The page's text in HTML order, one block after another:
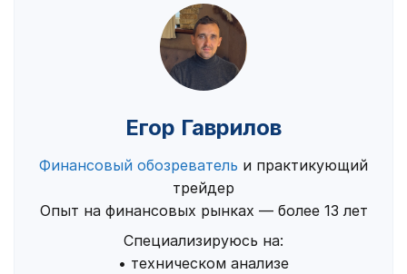
Егор Гаврилов
Финансовый обозреватель и практикующий
трейдер
Опыт на финансовых рынках — более 13 лет
Специализируюсь на:
• техническом анализе